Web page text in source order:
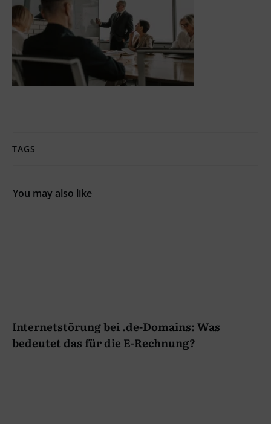
TAGS
You may also like
Internetstörung bei .de-Domains: Was
bedeutet das für die E-Rechnung?